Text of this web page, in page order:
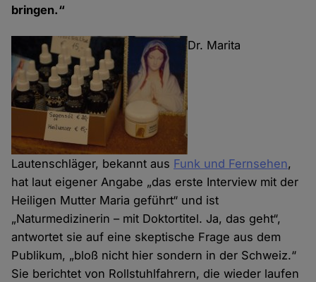
bringen.“
Dr. Marita
Lautenschläger, bekannt aus Funk und Fernsehen,
hat laut eigener Angabe „das erste Interview mit der
Heiligen Mutter Maria geführt“ und ist
„Naturmedizinerin – mit Doktortitel. Ja, das geht“,
antwortet sie auf eine skeptische Frage aus dem
Publikum, „bloß nicht hier sondern in der Schweiz.“
Sie berichtet von Rollstuhlfahrern, die wieder laufen